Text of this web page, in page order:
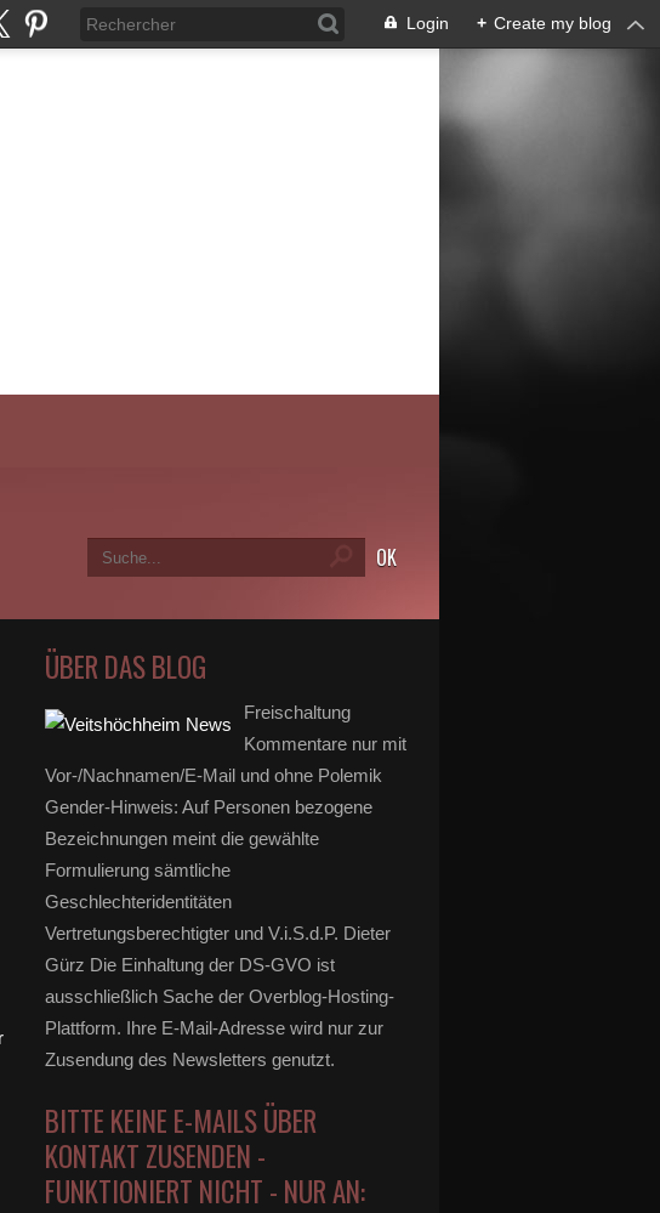
Login + Create my blog
ÜBER DAS BLOG
Freischaltung
Kommentare nur mit
Vor-/Nachnamen/E-Mail und ohne Polemik
Gender-Hinweis: Auf Personen bezogene
Bezeichnungen meint die gewählte
Formulierung sämtliche
Geschlechteridentitäten
Vertretungsberechtigter und V.i.S.d.P. Dieter
Gürz Die Einhaltung der DS-GVO ist
ausschließlich Sache der Overblog-Hosting-
Plattform. Ihre E-Mail-Adresse wird nur zur
Zusendung des Newsletters genutzt.
BITTE KEINE E-MAILS ÜBER
KONTAKT ZUSENDEN -
FUNKTIONIERT NICHT - NUR AN: